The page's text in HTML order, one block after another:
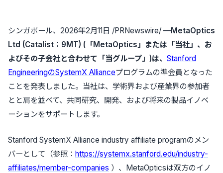
シンガポール、2026年2月11日 /PRNewswire/ —MetaOptics
Ltd (Catalist：9MT) (「MetaOptics」または「当社」、お
よびその子会社と合わせて「当グループ」)は、 Stanford
EngineeringのSystemX Allianceプログラムの準会員となった
ことを発表しました。当社は、学術界および産業界の参加者
とと肩を並べて、共同研究、開発、および将来の製品イノベ
ーションをサポートします。
Stanford SystemX Alliance industry affiliate programのメン
バーとして（参照： https://systemx.stanford.edu/industry-
affiliates/member-companies ）、MetaOpticsは双方のイノ